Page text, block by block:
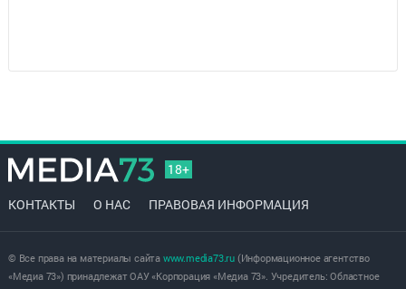
18+
КОНТАКТЫ О НАС ПРАВОВАЯ ИНФОРМАЦИЯ
© Все права на материалы сайта www.media73.ru(Информационное агентство
«Медиа 73») принадлежат ОАУ «Корпорация «Медиа 73». Учредитель: Областное